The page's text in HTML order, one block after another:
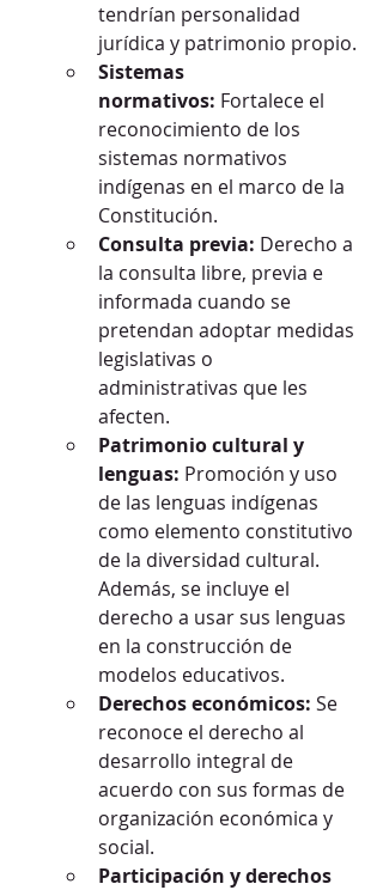
tendrían personalidad
jurídica y patrimonio propio.
Sistemas
normativos: Fortalece el
reconocimiento de los
sistemas normativos
indígenas en el marco de la
Constitución.
Consulta previa: Derecho a
la consulta libre, previa e
informada cuando se
pretendan adoptar medidas
legislativas o
administrativas que les
afecten.
Patrimonio cultural y
lenguas: Promoción y uso
de las lenguas indígenas
como elemento constitutivo
de la diversidad cultural.
Además, se incluye el
derecho a usar sus lenguas
en la construcción de
modelos educativos.
Derechos económicos: Se
reconoce el derecho al
desarrollo integral de
acuerdo con sus formas de
organización económica y
social.
Participación y derechos